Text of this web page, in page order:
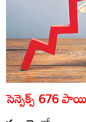
సెన్సెక్స్‌ 676